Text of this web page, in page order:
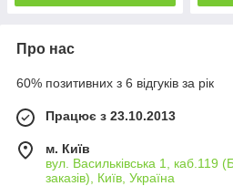
Про нас
60% позитивних з 6 відгуків за рік
Працює з 23.10.2013
м. Київ
вул. Васильківська 1, каб.119
заказів), Київ, Україна